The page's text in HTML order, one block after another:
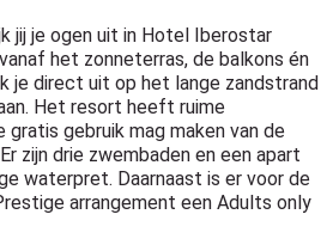
jij je ogen uit in Hotel Iberostar
het zonneterras, de balkons én
je direct uit op het lange zandstrand
Het resort heeft ruime
gratis gebruik mag maken van de
zijn drie zwembaden en een apart
waterpret. Daarnaast is er voor de
arrangement een Adults only